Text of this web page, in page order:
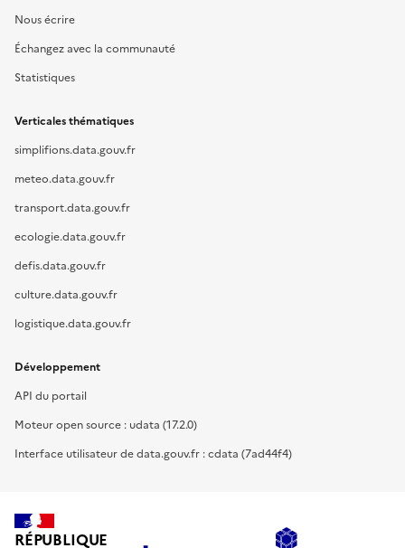
Nous écrire
Échangez avec la communauté
Statistiques
Verticales thématiques
simplifions.data.gouv.fr
meteo.data.gouv.fr
transport.data.gouv.fr
ecologie.data.gouv.fr
defis.data.gouv.fr
culture.data.gouv.fr
logistique.data.gouv.fr
Développement
API du portail
Moteur open source : udata (17.2.0)
Interface utilisateur de data.gouv.fr : cdata (7ad44f4)
RÉPUBLIQUE